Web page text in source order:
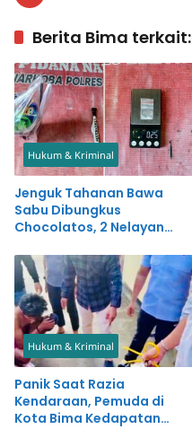
Berita Bima terkait:
Hukum & Kriminal
Jenguk Tahanan Bawa
Sabu Dibungkus
Chocolatos, 2 Nelayan
Hukum & Kriminal
Panik Saat Razia
Kendaraan, Pemuda di
Kota Bima Kedapatan